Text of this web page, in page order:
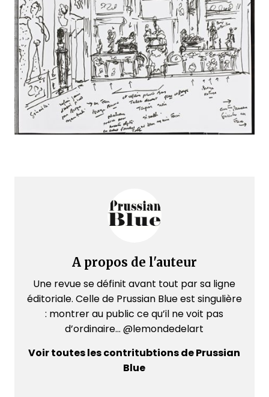
A propos de l'auteur
Une revue se définit avant tout par sa ligne
éditoriale. Celle de Prussian Blue est singulière
: montrer au public ce qu’il ne voit pas
d’ordinaire... @lemondedelart
Voir toutes les contritubtions de Prussian
Blue